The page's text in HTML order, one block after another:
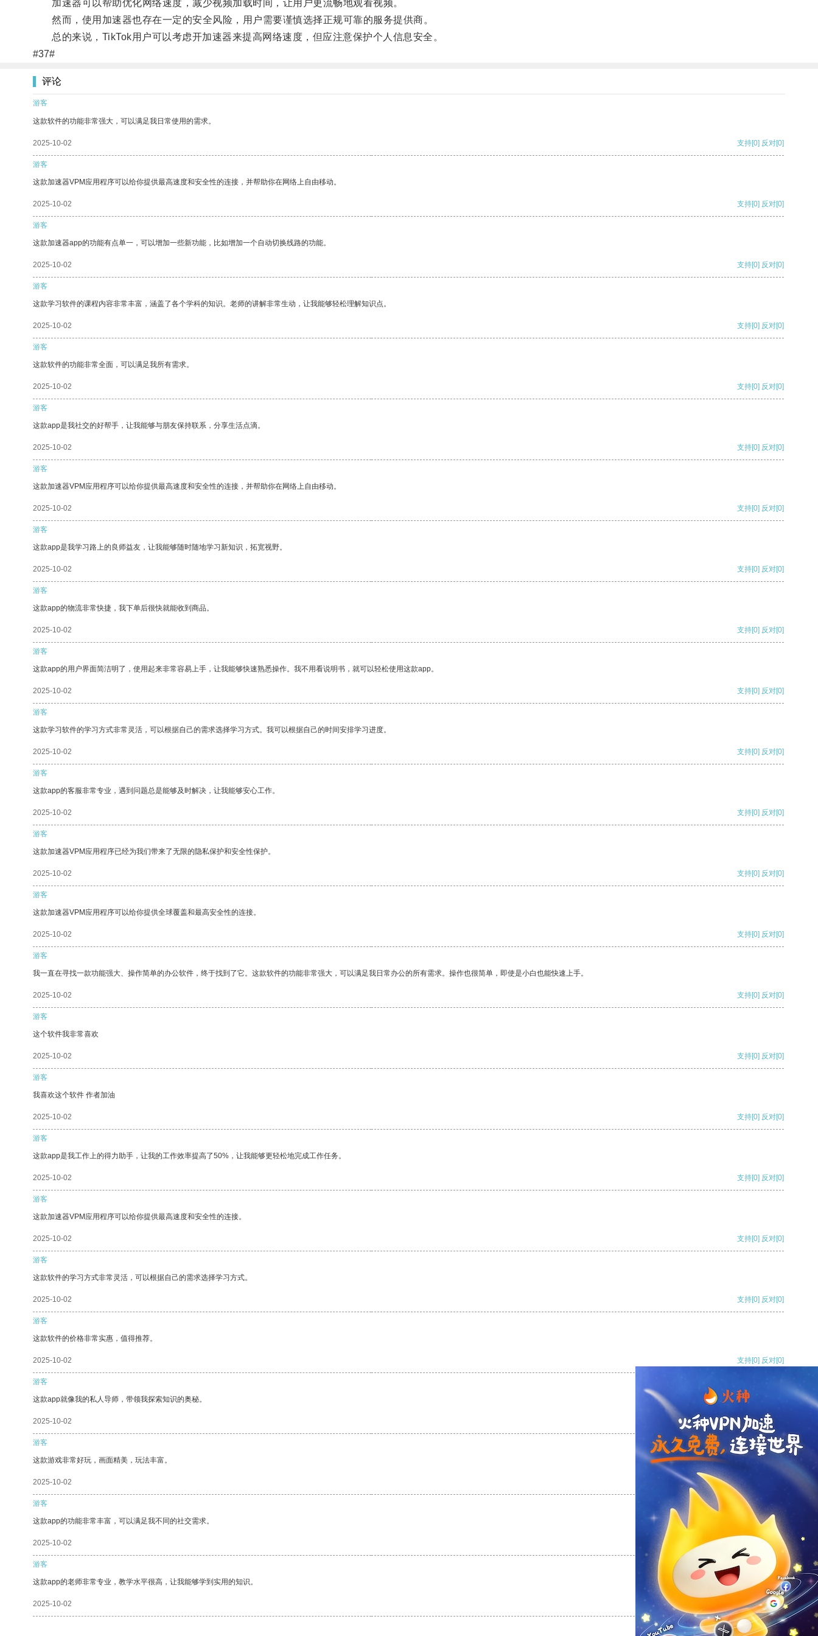
加速器可以帮助优化网络速度，减少视频加载时间，让用户更流畅地观看视频。
然而，使用加速器也存在一定的安全风险，用户需要谨慎选择正规可靠的服务提供商。
总的来说，TikTok用户可以考虑开加速器来提高网络速度，但应注意保护个人信息安全。
#37#
评论
游客
这款软件的功能非常强大，可以满足我日常使用的需求。
2025-10-02 支持[0] 反对[0]
游客
这款加速器VPM应用程序可以给你提供最高速度和安全性的连接，并帮助你在网络上自由移动。
2025-10-02 支持[0] 反对[0]
游客
这款加速器app的功能有点单一，可以增加一些新功能，比如增加一个自动切换线路的功能。
2025-10-02 支持[0] 反对[0]
游客
这款学习软件的课程内容非常丰富，涵盖了各个学科的知识。老师的讲解非常生动，让我能够轻松理解知识点。
2025-10-02 支持[0] 反对[0]
游客
这款软件的功能非常全面，可以满足我所有需求。
2025-10-02 支持[0] 反对[0]
游客
这款app是我社交的好帮手，让我能够与朋友保持联系，分享生活点滴。
2025-10-02 支持[0] 反对[0]
游客
这款加速器VPM应用程序可以给你提供最高速度和安全性的连接，并帮助你在网络上自由移动。
2025-10-02 支持[0] 反对[0]
游客
这款app是我学习路上的良师益友，让我能够随时随地学习新知识，拓宽视野。
2025-10-02 支持[0] 反对[0]
游客
这款app的物流非常快捷，我下单后很快就能收到商品。
2025-10-02 支持[0] 反对[0]
游客
这款app的用户界面简洁明了，使用起来非常容易上手，让我能够快速熟悉操作。我不用看说明书，就可以轻松使用这款app。
2025-10-02 支持[0] 反对[0]
游客
这款学习软件的学习方式非常灵活，可以根据自己的需求选择学习方式。我可以根据自己的时间安排学习进度。
2025-10-02 支持[0] 反对[0]
游客
这款app的客服非常专业，遇到问题总是能够及时解决，让我能够安心工作。
2025-10-02 支持[0] 反对[0]
游客
这款加速器VPM应用程序已经为我们带来了无限的隐私保护和安全性保护。
2025-10-02 支持[0] 反对[0]
游客
这款加速器VPM应用程序可以给你提供全球覆盖和最高安全性的连接。
2025-10-02 支持[0] 反对[0]
游客
我一直在寻找一款功能强大、操作简单的办公软件，终于找到了它。这款软件的功能非常强大，可以满足我日常办公的所有需求。操作也很简单，即使是小白也能快速上手。
2025-10-02 支持[0] 反对[0]
游客
这个软件我非常喜欢
2025-10-02 支持[0] 反对[0]
游客
我喜欢这个软件 作者加油
2025-10-02 支持[0] 反对[0]
游客
这款app是我工作上的得力助手，让我的工作效率提高了50%，让我能够更轻松地完成工作任务。
2025-10-02 支持[0] 反对[0]
游客
这款加速器VPM应用程序可以给你提供最高速度和安全性的连接。
2025-10-02 支持[0] 反对[0]
游客
这款软件的学习方式非常灵活，可以根据自己的需求选择学习方式。
2025-10-02 支持[0] 反对[0]
游客
这款软件的价格非常实惠，值得推荐。
2025-10-02 支持[0] 反对[0]
游客
这款app就像我的私人导师，带领我探索知识的奥秘。
2025-10-02 支持[0] 反对
游客
这款游戏非常好玩，画面精美，玩法丰富。
2025-10-02 支持
游客
这款app的功能非常丰富，可以满足我不同的社交需求。
2025-10-02 反对 [0]
游客
这款app的老师非常专业，教学水平很高，让我能够学到实用的知识。
2025-10-02 支持[0] 反对[0]